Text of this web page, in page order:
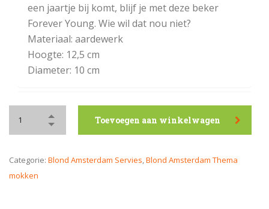
een jaartje bij komt, blijf je met deze beker
Forever Young. Wie wil dat nou niet?
Materiaal: aardewerk
Hoogte: 12,5 cm
Diameter: 10 cm
Toevoegen aan winkelwagen
Categorie: Blond Amsterdam Servies,Blond Amsterdam Thema
mokken